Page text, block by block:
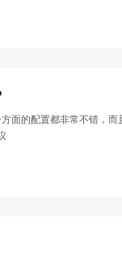
面的配置都非常不错，